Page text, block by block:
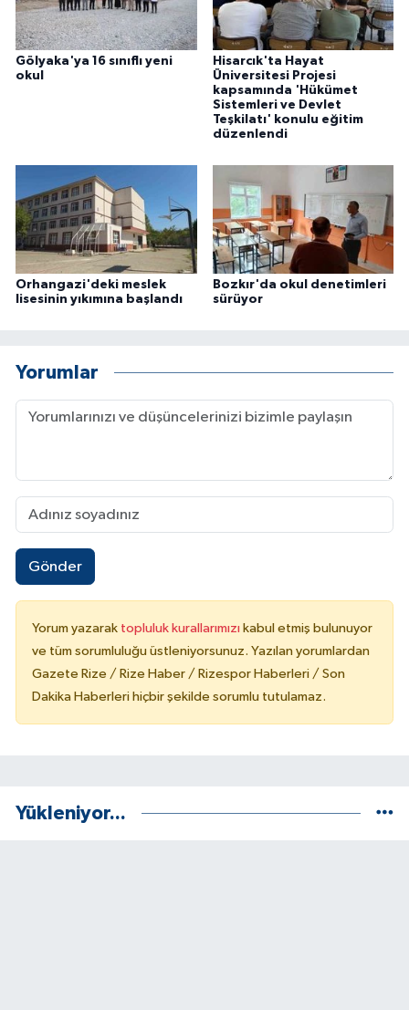
Gölyaka'ya 16 sınıflı yeni
okul
Hisarcık'ta Hayat
Üniversitesi Projesi
kapsamında 'Hükümet
Sistemleri ve Devlet
Teşkilatı' konulu eğitim
düzenlendi
Orhangazi'deki meslek
lisesinin yıkımına başlandı
Bozkır'da okul denetimleri
sürüyor
Yorumlar
Gönder
Yorum yazarak topluluk kurallarımızı kabul etmiş bulunuyor
ve tüm sorumluluğu üstleniyorsunuz. Yazılan yorumlardan
Gazete Rize / Rize Haber / Rizespor Haberleri / Son
Dakika Haberleri hiçbir şekilde sorumlu tutulamaz.
Yükleniyor...